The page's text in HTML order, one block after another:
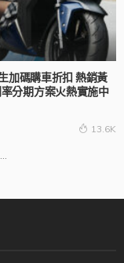
加碼購車折扣 熱銷黃
率分期方案火熱實施中
13.6K